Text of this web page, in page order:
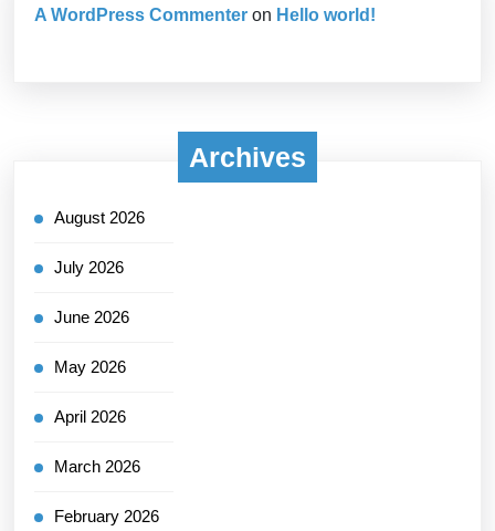
A WordPress Commenter on Hello world!
Archives
August 2026
July 2026
June 2026
May 2026
April 2026
March 2026
February 2026